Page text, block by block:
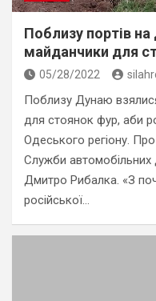
Поблизу портів
майданчики для
05/28/2022
Поблизу Дунаю
для стоянок фур, аби
Одеського регіону.
Служби автомобільних
Дмитро Рибалка. «З
російської…